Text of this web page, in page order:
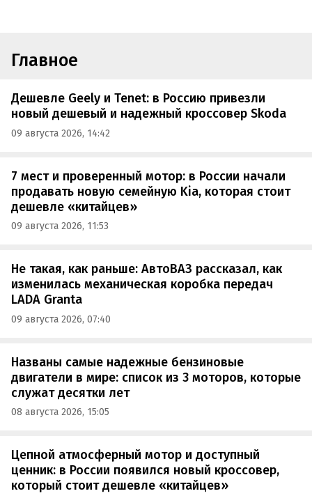
Главное
Дешевле Geely и Tenet: в Россию привезли
новый дешевый и надежный кроссовер Skoda
09 августа 2026, 14:42
7 мест и проверенный мотор: в России начали
продавать новую семейную Kia, которая стоит
дешевле «китайцев»
09 августа 2026, 11:53
Не такая, как раньше: АвтоВАЗ рассказал, как
изменилась механическая коробка передач
LADA Granta
09 августа 2026, 07:40
Названы самые надежные бензиновые
двигатели в мире: список из 3 моторов, которые
служат десятки лет
08 августа 2026, 15:05
Цепной атмосферный мотор и доступный
ценник: в России появился новый кроссовер,
который стоит дешевле «китайцев»